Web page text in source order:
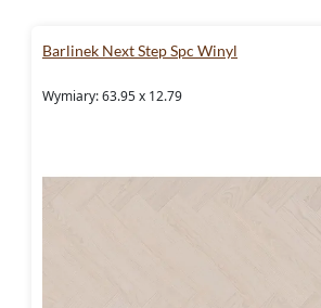
Barlinek Next Step Spc Winyl
Wymiary: 63.95 x 12.79